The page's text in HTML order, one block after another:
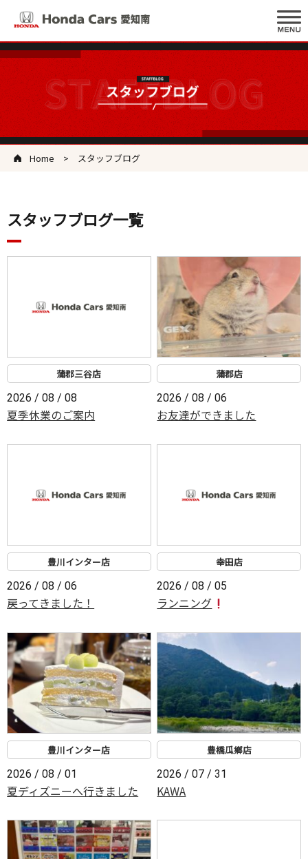
Home スタッフブログ
スタッフブログ一覧
蒲郡三谷店
2026 / 08 / 08
夏季休業のご案内
蒲郡店
2026 / 08 / 06
お友達ができました
豊川インター店
2026 / 08 / 06
戻ってきました！
幸田店
2026 / 08 / 05
ランニング
豊川インター店
2026 / 08 / 01
夏ディズニーへ行きました
豊橋瓜鄕店
2026 / 07 / 31
KAWA